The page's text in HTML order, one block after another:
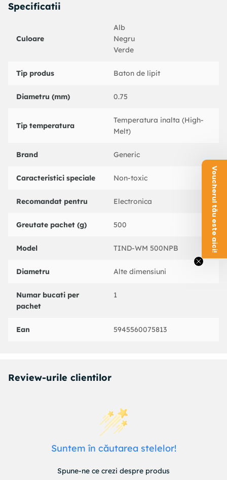
Specificatii
Culoare
Alb
Negru
Verde
Tip produs Baton de lipit
Diametru (mm) 0.75
Tip temperatura
Temperatura inalta (High-
Melt)
Brand Generic
Caracteristici speciale Non-toxic
Recomandat pentru Electronica
Greutate pachet (g) 500
Model TIND-WM 500NPB
Diametru Alte dimensiuni
Numar bucati per
pachet
1
Ean 5945560075813
Review-urile clientilor
Suntem în căutarea stelelor!
Spune-ne ce crezi despre produs
Voucherul tău este aici!